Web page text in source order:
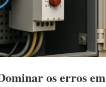
os erros em